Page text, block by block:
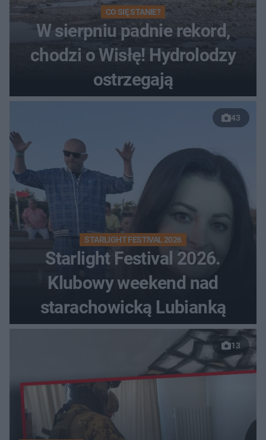
CO SIĘ STANIE?
W sierpniu padnie rekord,
chodzi o Wisłę! Hydrolodzy
ostrzegają
43
STARLIGHT FESTIVAL 2026
Starlight Festival 2026.
Klubowy weekend nad
starachowicką Lubianką
13